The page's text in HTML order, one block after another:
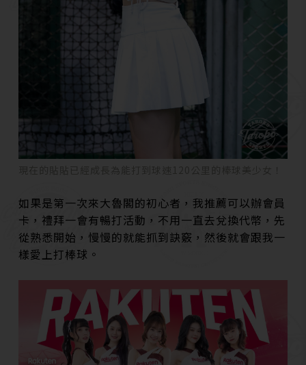
如果是第一次來大魯閣的初心者，我推薦可以辦會員
卡，禮拜一會有暢打活動，不用一直去兌換代幣，先
從熟悉開始，慢慢的就能抓到訣竅，然後就會跟我一
樣愛上打棒球。